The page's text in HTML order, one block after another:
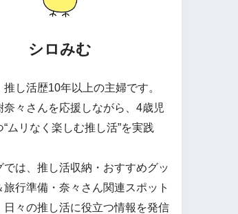
シロみむ
し活歴10年以上の主婦です。
奈々さんを応援しながら、4歳児
“ムリなく楽しむ推し活”を実践
では、推し活収納・おすすめグッ
旅行準備・奈々さん関連スポット
日々の推し活に役立つ情報を発信